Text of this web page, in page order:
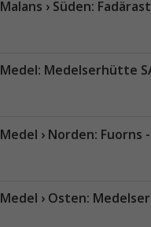
Malans › Süden: Fadärastein -
Medel: Medelserhütte
Medel › Norden: Fuorns - Fuorns Medel - Val Medel - Disentis/
Medel › Osten: